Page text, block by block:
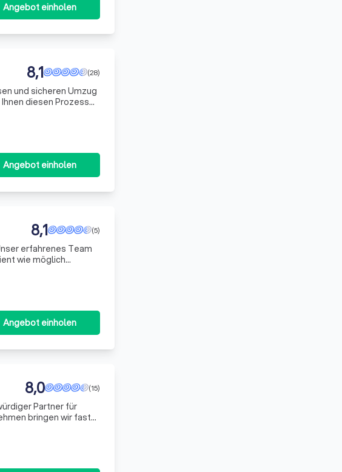
Angebot einholen
(28)
8,1
und sicheren Umzug
diesen Prozess
Angebot einholen
(5)
8,1
erfahrenes Team
wie möglich
Angebot einholen
(15)
8,0
Partner für
bringen wir fast